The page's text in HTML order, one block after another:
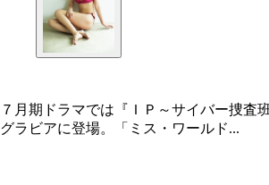
７月期ドラマでは『ＩＰ～サイバー捜査
グラビアに登場。「ミス・ワールド...